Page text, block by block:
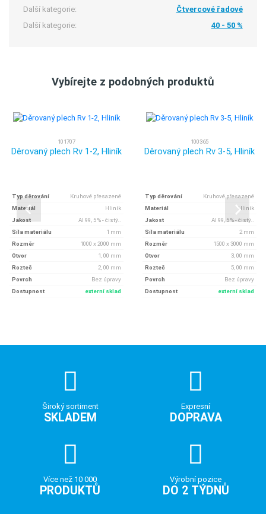
Další kategorie:
Čtvercové řadové
Další kategorie:
40 - 50 %
Vybírejte z podobných produktů
101707
Děrovaný plech Rv 1-2, Hliník
Typ děrování
Kruhové přesazené
Materiál
Hliník
Jakost
Al 99, 5 % - čistý..
Síla materiálu
1 mm
Rozměr
1000 x 2000 mm
Otvor
1, 00 mm
Rozteč
2, 00 mm
Povrch
Bez úpravy
Dostupnost
externí sklad
100365
Děrovaný plech Rv 3-5, Hliník
Typ děrování
Kruhové přesazené
Materiál
Hliník
Jakost
Al 99, 5 % - čistý..
Síla materiálu
2 mm
Rozměr
1500 x 3000 mm
Otvor
3, 00 mm
Rozteč
5, 00 mm
Povrch
Bez úpravy
Dostupnost
externí sklad
Široký sortiment
SKLADEM
Expresní
DOPRAVA
Více než 10 000
PRODUKTŮ
Výrobní pozice
DO 2 TÝDNŮ